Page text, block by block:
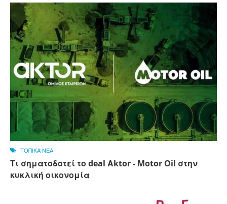
ΤΟΠΙΚΑ ΝΕΑ
Τι σηματοδοτεί το deal Αktor - Motor Oil στην
κυκλική οικονομία